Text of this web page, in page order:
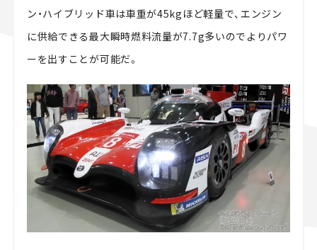
ン・ハイブリッド車は車重が45kgほど軽量で、エンジン
に供給できる最大瞬時燃料流量が7.7g多いのでよりパワ
ーを出すことが可能だ。